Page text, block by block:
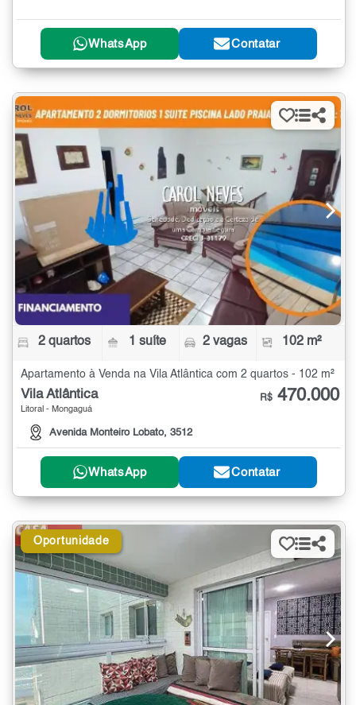
WhatsApp Contatar
2 quartos 1 suíte 2 vagas 102 m²
Apartamento à Venda na Vila Atlântica com 2 quartos - 102 m²
Vila Atlântica
Litoral - Mongaguá
Avenida Monteiro Lobato, 3512
R$ 470.000
WhatsApp Contatar
Oportunidade